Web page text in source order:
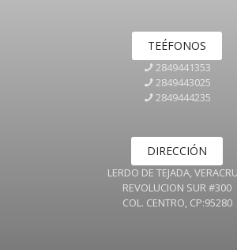
TEÉFONOS
2849441353
2849443025
2849444235
DIRECCIÓN
LERDO DE TEJADA,
REVOLUCION SUR #300
COL. CENTRO, CP:95280